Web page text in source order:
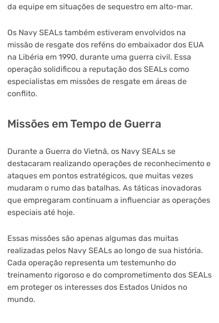
da equipe em situações de sequestro em alto-mar.
Os Navy SEALs também estiveram envolvidos na
missão de resgate dos reféns do embaixador dos EUA
na Libéria em 1990, durante uma guerra civil. Essa
operação solidificou a reputação dos SEALs como
especialistas em missões de resgate em áreas de
conflito.
Missões em Tempo de Guerra
Durante a Guerra do Vietnã, os Navy SEALs se
destacaram realizando operações de reconhecimento e
ataques em pontos estratégicos, que muitas vezes
mudaram o rumo das batalhas. As táticas inovadoras
que empregaram continuam a influenciar as operações
especiais até hoje.
Essas missões são apenas algumas das muitas
realizadas pelos Navy SEALs ao longo de sua história.
Cada operação representa um testemunho do
treinamento rigoroso e do comprometimento dos SEALs
em proteger os interesses dos Estados Unidos no
mundo.